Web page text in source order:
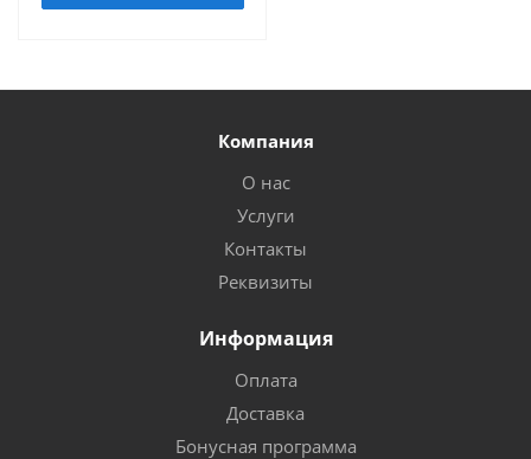
Компания
О нас
Услуги
Контакты
Реквизиты
Информация
Оплата
Доставка
Бонусная программа